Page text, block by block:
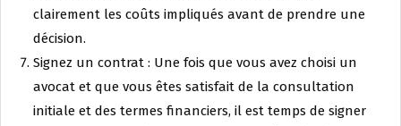
clairement les coûts impliqués avant de prendre une
décision.
Signez un contrat : Une fois que vous avez choisi un
avocat et que vous êtes satisfait de la consultation
initiale et des termes financiers, il est temps de signer